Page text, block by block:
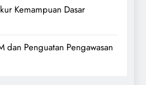
Kemampuan Dasar
dan Penguatan Pengawasan